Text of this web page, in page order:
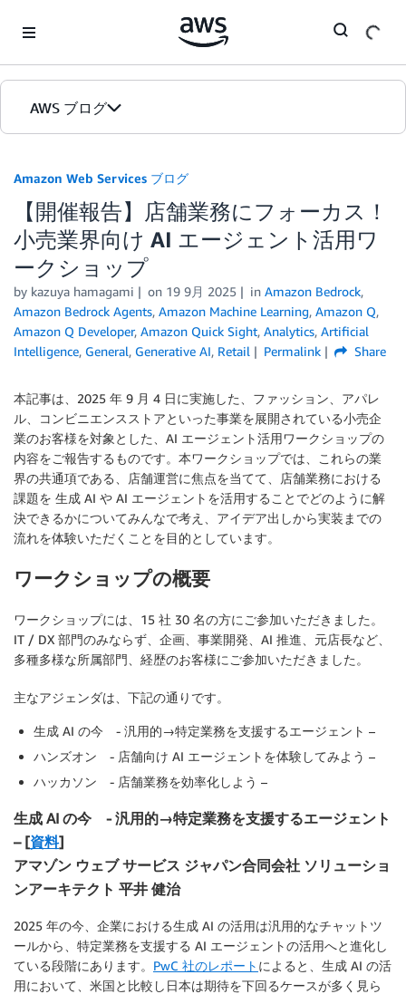
AWS ブログ
カテゴリ
エディション
Amazon Web Services ブログ
【開催報告】店舗業務にフォーカス！
小売業界向け AI エージェント活⽤ワ
ークショップ
by kazuya hamagami on 19 9月 2025 in Amazon Bedrock,
Amazon Bedrock Agents, Amazon Machine Learning, Amazon Q,
Amazon Q Developer, Amazon Quick Sight, Analytics, Artificial
Intelligence, General, Generative AI, Retail Permalink Share
本記事は、2025 年 9 月 4 日に実施した、ファッション、アパレ
ル、コンビニエンスストアといった事業を展開されている小売企
業のお客様を対象とした、AI エージェント活用ワークショップの
内容をご報告するものです。本ワークショップでは、これらの業
界の共通項である、店舗運営に焦点を当てて、店舗業務における
課題を 生成 AI や AI エージェントを活用することでどのように解
決できるかについてみんなで考え、アイデア出しから実装までの
流れを体験いただくことを目的としています。
ワークショップの概要
ワークショップには、15 社 30 名の方にご参加いただきました。
IT / DX 部門のみならず、企画、事業開発、AI 推進、元店長など、
多種多様な所属部門、経歴のお客様にご参加いただきました。
主なアジェンダは、下記の通りです。
生成 AI の今 - 汎用的→特定業務を支援するエージェント –
ハンズオン - 店舗向け AI エージェントを体験してみよう –
ハッカソン - 店舗業務を効率化しよう –
生成 AI の今 - 汎用的→特定業務を支援するエージェント
– [資料]
アマゾン ウェブ サービス ジャパン合同会社 ソリューショ
ンアーキテクト 平井 健治
2025 年の今、企業における生成 AI の活用は汎用的なチャットツ
ールから、特定業務を支援する AI エージェントの活用へと進化し
ている段階にあります。 PwC 社のレポート によると、生成 AI の活
用において、米国と比較し日本は期待を下回るケースが多く見ら